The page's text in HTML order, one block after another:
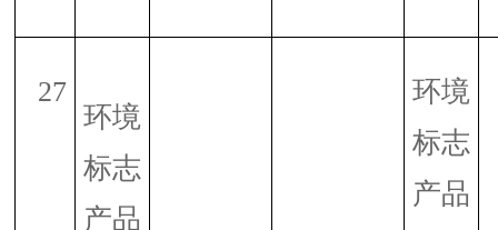
27
环境
标志
产品
环境
标志
产品